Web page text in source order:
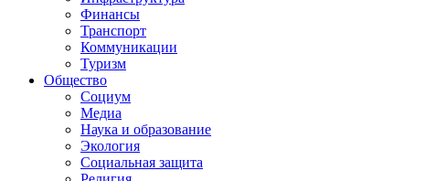
Финансы
Транспорт
Коммуникации
Туризм
Общество
Социум
Медиа
Наука и образование
Экология
Социальная защита